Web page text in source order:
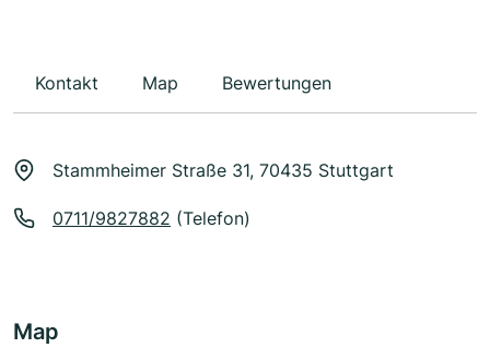
Kontakt Map Bewertungen
Stammheimer Straße 31, 70435 Stuttgart
0711/9827882 (Telefon)
Map